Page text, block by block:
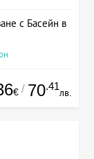
с Басейн в
€ / 70.41
лв.